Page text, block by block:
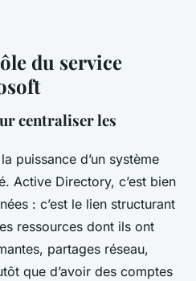
du service
centraliser les
puissance d’un système
Active Directory, c’est bien
: c’est le lien structurant
ressources dont ils ont
partages réseau,
que d’avoir des comptes